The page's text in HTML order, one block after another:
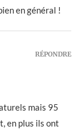
en général !
mais 95
en plus ils ont
RÉPONDRE